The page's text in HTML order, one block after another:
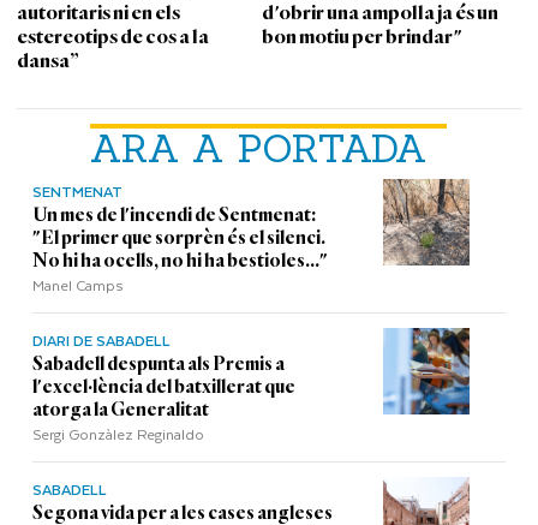
ARA A PORTADA
SENTMENAT
Un mes de l'incendi de Sentmenat:
"El primer que sorprèn és el silenci.
No hi ha ocells, no hi ha bestioles..."
Manel Camps
DIARI DE SABADELL
Sabadell despunta als Premis a
l'excel·lència del batxillerat que
atorga la Generalitat
Sergi Gonzàlez Reginaldo
SABADELL
Segona vida per a les cases angleses
autoritaris ni en els
estereotips de cos a la
dansa”
d'obrir una ampolla ja és un
bon motiu per brindar"